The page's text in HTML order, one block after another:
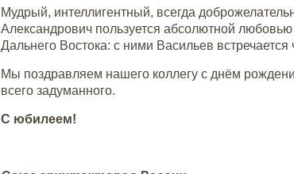
Мудрый, интеллигентный, всегда
Александрович пользуется абсолютной
Дальнего Востока: с ними Васильев
Мы поздравляем нашего коллегу с днём
всего задуманного.
С юбилеем!